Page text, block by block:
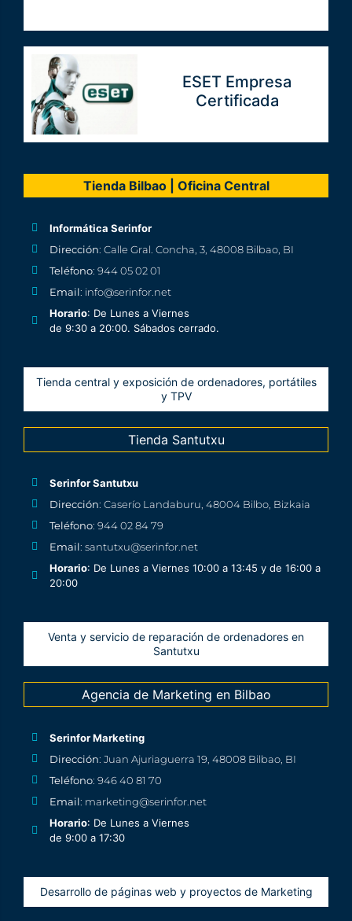
ESET Empresa
Certificada
Tienda Bilbao | Oficina Central
Informática Serinfor
Dirección: Calle Gral. Concha, 3, 48008 Bilbao, BI
Teléfono: 944 05 02 01
Email: info@serinfor.net
Horario: De Lunes a Viernes
de 9:30 a 20:00. Sábados cerrado.
Tienda central y exposición de ordenadores, portátiles
y TPV
Tienda Santutxu
Serinfor Santutxu
Dirección: Caserío Landaburu, 48004 Bilbo, Bizkaia
Teléfono: 944 02 84 79
Email: santutxu@serinfor.net
Horario: De Lunes a Viernes 10:00 a 13:45 y de 16:00 a
20:00
Venta y servicio de reparación de ordenadores en
Santutxu
Agencia de Marketing en Bilbao
Serinfor Marketing
Dirección: Juan Ajuriaguerra 19, 48008 Bilbao, BI
Teléfono: 946 40 81 70
Email: marketing@serinfor.net
Horario: De Lunes a Viernes
de 9:00 a 17:30
Desarrollo de páginas web y proyectos de Marketing